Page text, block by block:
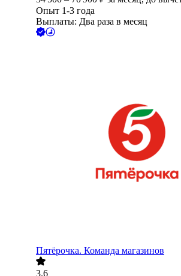
Опыт 1-3 года
Выплаты: Два раза в месяц
Пятёрочка. Команда магазинов
3.6